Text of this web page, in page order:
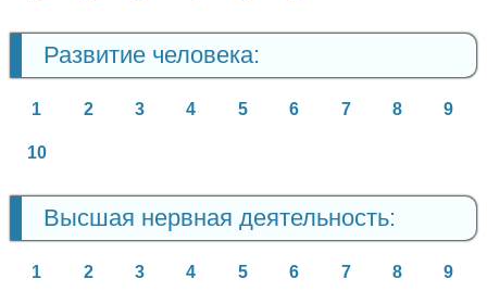
Развитие человека:
1 2 3 4 5 6 7 8 9
10
Высшая нервная деятельность:
1 2 3 4 5 6 7 8 9